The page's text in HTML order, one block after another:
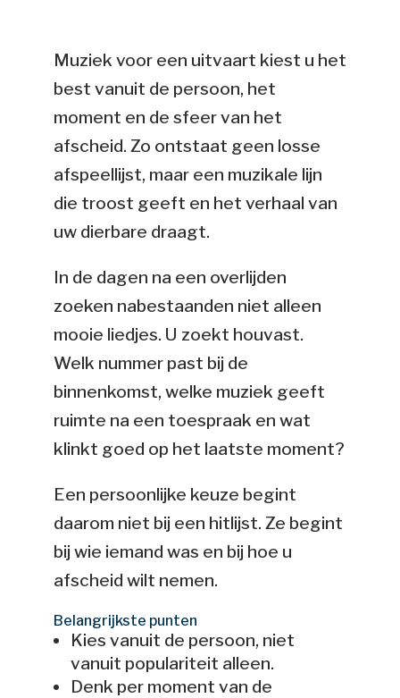
Muziek voor een uitvaart kiest u het
best vanuit de persoon, het
moment en de sfeer van het
afscheid. Zo ontstaat geen losse
afspeellijst, maar een muzikale lijn
die troost geeft en het verhaal van
uw dierbare draagt.
In de dagen na een overlijden
zoeken nabestaanden niet alleen
mooie liedjes. U zoekt houvast.
Welk nummer past bij de
binnenkomst, welke muziek geeft
ruimte na een toespraak en wat
klinkt goed op het laatste moment?
Een persoonlijke keuze begint
daarom niet bij een hitlijst. Ze begint
bij wie iemand was en bij hoe u
afscheid wilt nemen.
Belangrijkste punten
Kies vanuit de persoon, niet
vanuit populariteit alleen.
Denk per moment van de